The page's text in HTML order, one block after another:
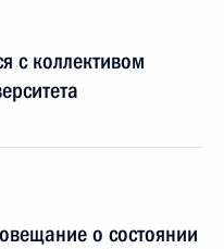
с коллективом
о состоянии